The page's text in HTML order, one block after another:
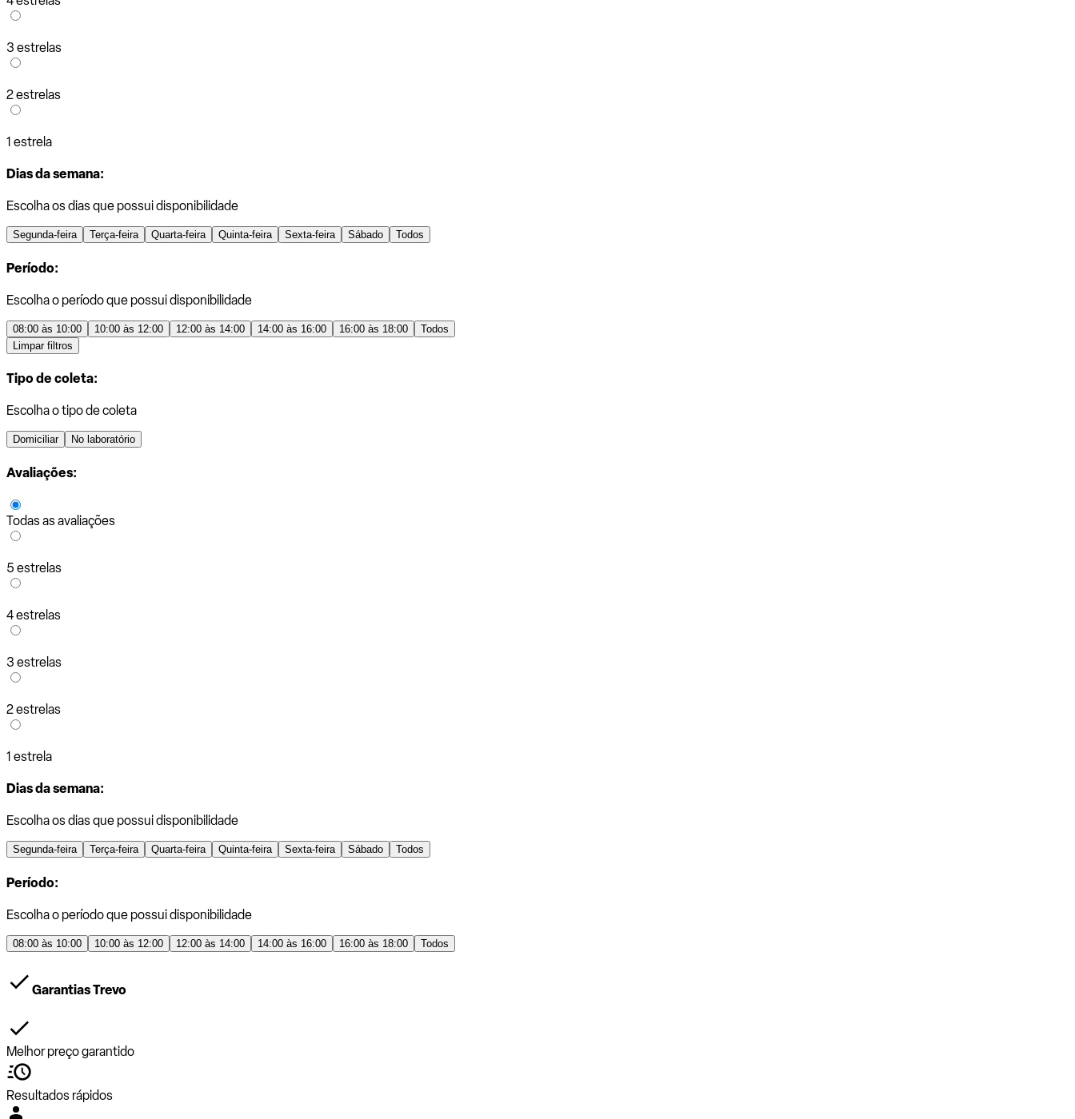
3 estrelas
2 estrelas
1 estrela
Dias da semana:
Escolha os dias que possui disponibilidade
Segunda-feira Terça-feira Quarta-feira Quinta-feira Sexta-feira Sábado Todos
Período:
Escolha o período que possui disponibilidade
08:00 às 10:00 10:00 às 12:00 12:00 às 14:00 14:00 às 16:00 16:00 às 18:00
Todos
Limpar filtros
Tipo de coleta:
Escolha o tipo de coleta
Domiciliar No laboratório
Avaliações:
Todas as avaliações
5 estrelas
4 estrelas
3 estrelas
2 estrelas
1 estrela
Dias da semana:
Escolha os dias que possui disponibilidade
Segunda-feira Terça-feira Quarta-feira Quinta-feira Sexta-feira Sábado Todos
Período:
Escolha o período que possui disponibilidade
08:00 às 10:00 10:00 às 12:00 12:00 às 14:00 14:00 às 16:00 16:00 às 18:00 Todos
Garantias Trevo
Melhor preço garantido
Resultados rápidos